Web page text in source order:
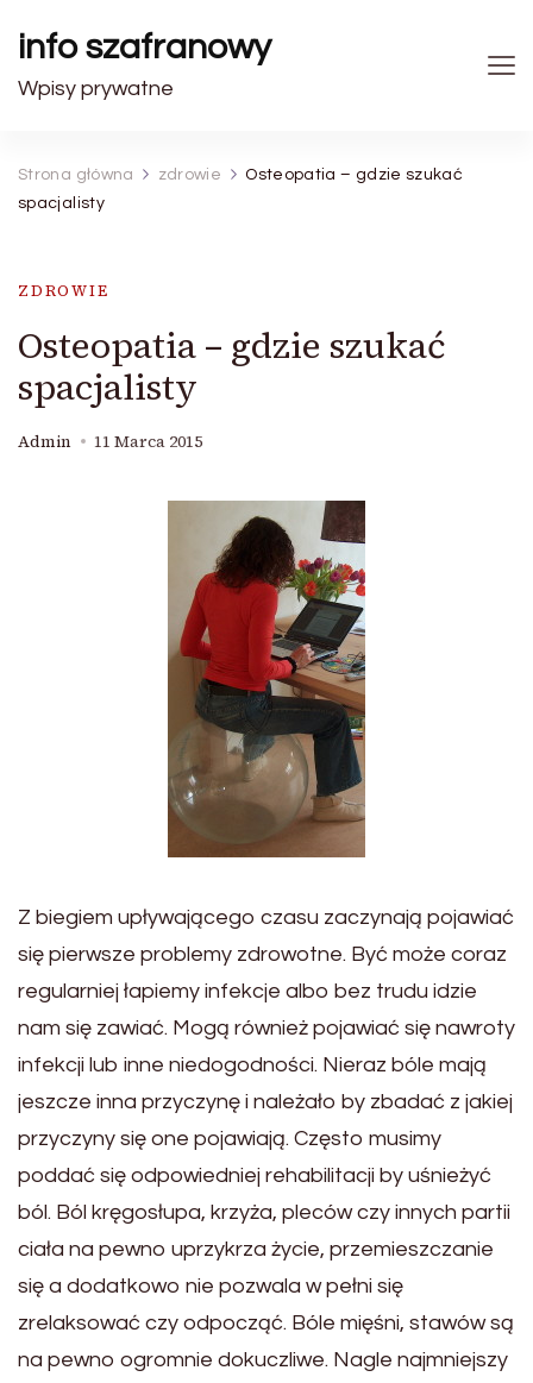
info szafranowy
Wpisy prywatne
Strona główna zdrowie
Osteopatia – gdzie szukać
spacjalisty
ZDROWIE
Osteopatia – gdzie szukać
spacjalisty
Admin 11 Marca 2015
Z biegiem upływającego czasu zaczynają pojawiać
się pierwsze problemy zdrowotne. Być może coraz
regularniej łapiemy infekcje albo bez trudu idzie
nam się zawiać. Mogą również pojawiać się nawroty
infekcji lub inne niedogodności. Nieraz bóle mają
jeszcze inna przyczynę i należało by zbadać z jakiej
przyczyny się one pojawiają. Często musimy
poddać się odpowiedniej rehabilitacji by uśnieżyć
ból. Ból kręgosłupa, krzyża, pleców czy innych partii
ciała na pewno uprzykrza życie, przemieszczanie
się a dodatkowo nie pozwala w pełni się
zrelaksować czy odpocząć. Bóle mięśni, stawów są
na pewno ogromnie dokuczliwe. Nagle najmniejszy